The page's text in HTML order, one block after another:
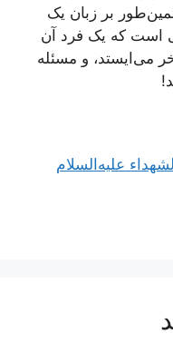
بر زبان یک
است که یک فرد آن
می‌ایستد، و مسئله
علیه‌السلام